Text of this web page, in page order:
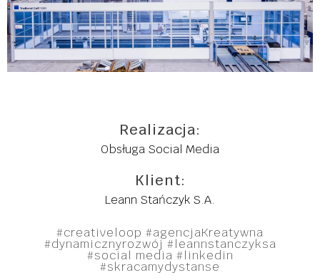
Leann Stańczyk S.A
Realizacja:
Obsługa Social Media
Klient:
Leann Stańczyk S.A.
#creativeloop #agencjaKreatywna
#dynamicznyrozwój #leannstanczyksa
#social media #linkedin
#skracamydystanse